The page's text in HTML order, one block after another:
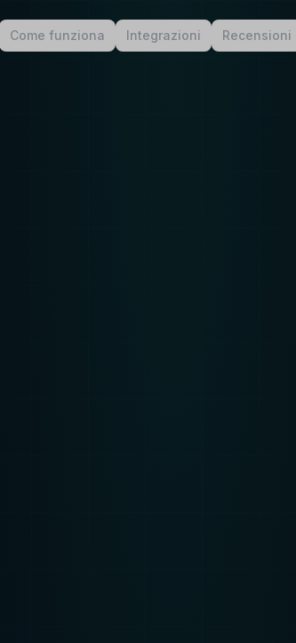
Come funziona Integrazioni Recensioni